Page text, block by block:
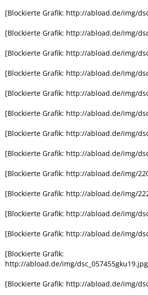
[Blockierte Grafik: http://abload.de/img/
[Blockierte Grafik: http://abload.de/img/
[Blockierte Grafik: http://abload.de/img/
[Blockierte Grafik: http://abload.de/img/
[Blockierte Grafik: http://abload.de/img/
[Blockierte Grafik: http://abload.de/img/
[Blockierte Grafik: http://abload.de/img/
[Blockierte Grafik: http://abload.de/img/
[Blockierte Grafik: http://abload.de/img/
[Blockierte Grafik: http://abload.de/img/
[Blockierte Grafik: http://abload.de/img/
[Blockierte Grafik: http://abload.de/img/
[Blockierte Grafik:
http://abload.de/img/
[Blockierte Grafik: http://abload.de/img/